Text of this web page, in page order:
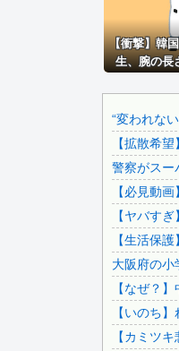
中道改革連
大竹しのぶ
コメ高値掴み
パさん「平和
ワンピースの
【おわった
日本の古典作
【悲報】「
ジャンポケ
日本をダメ
【速報】 み
【画像】 ト
【悲報】 マ
【画像】 週
【衝撃】韓
生、腕の長
“変われな
【拡散希
警察がスー
【必見動
【ヤバす
【生活保
大阪府の小
【なぜ？
【いのち
【カミツ